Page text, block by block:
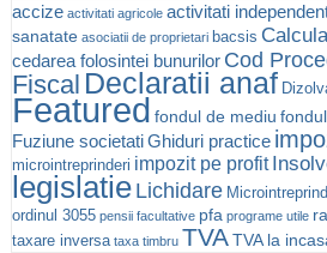
accize activitati agricole activitati
sanatate asociatii de proprietari bacsis
cedarea folosintei bunurilor Cod
Fiscal Declaratii anaf
Featured fondul de mediu
Fuziune societatiGhiduri practice
microintreprinderi impozit pe profit
legislatieLichidare
ordinul 3055 pensii facultative pfa programe utile
taxare inversa taxa timbru TVATVA la